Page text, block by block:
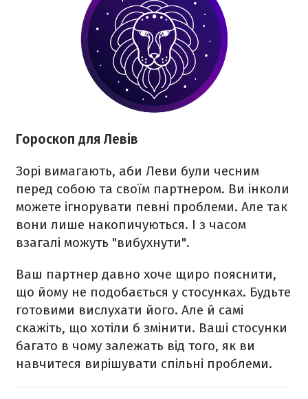
Гороскоп для Левів
Зорі вимагають, аби Леви були чесним
перед собою та своїм партнером. Ви інколи
можете ігнорувати певні проблеми. Але так
вони лише накопичуються. І з часом
взагалі можуть "вибухнути".
Ваш партнер давно хоче щиро пояснити,
що йому не подобається у стосунках. Будьте
готовими вислухати його. Але й самі
скажіть, що хотіли б змінити. Ваші стосунки
багато в чому залежать від того, як ви
навчитеся вирішувати спільні проблеми.